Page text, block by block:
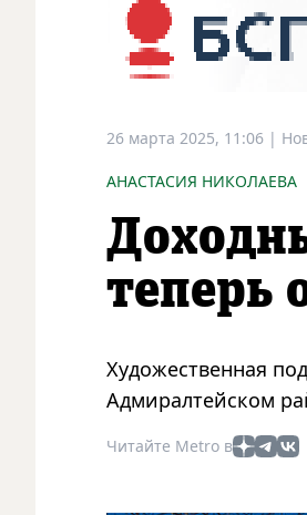
26 марта 2025, 11:06 |
АНАСТАСИЯ НИКОЛАЕВА
теперь
Художественная
Адмиралтейском
Читайте Metro в